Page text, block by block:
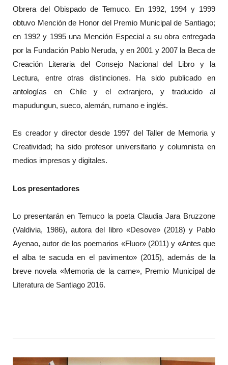
Obrera del Obispado de Temuco. En 1992, 1994 y 1999
obtuvo Mención de Honor del Premio Municipal de Santiago;
en 1992 y 1995 una Mención Especial a su obra entregada
por la Fundación Pablo Neruda, y en 2001 y 2007 la Beca de
Creación Literaria del Consejo Nacional del Libro y la
Lectura, entre otras distinciones. Ha sido publicado en
antologías en Chile y el extranjero, y traducido al
mapudungun, sueco, alemán, rumano e inglés.
Es creador y director desde 1997 del Taller de Memoria y
Creatividad; ha sido profesor universitario y columnista en
medios impresos y digitales.
Los presentadores
Lo presentarán en Temuco la poeta Claudia Jara Bruzzone
(Valdivia, 1986), autora del libro «Desove» (2018) y Pablo
Ayenao, autor de los poemarios «Fluor» (2011) y «Antes que
el alba te sacuda en el pavimento» (2015), además de la
breve novela «Memoria de la carne», Premio Municipal de
Literatura de Santiago 2016.